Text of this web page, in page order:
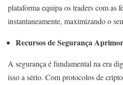
plataforma equipa os traders com as
instantaneamente, maximizando o
Recursos de Segurança
A segurança é fundamental na era
isso a sério. Com protocolos de